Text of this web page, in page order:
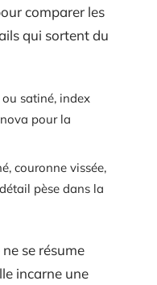
comparer les
qui sortent du
satiné, index
pour la
couronne vissée,
pèse dans la
ne se résume
incarne une